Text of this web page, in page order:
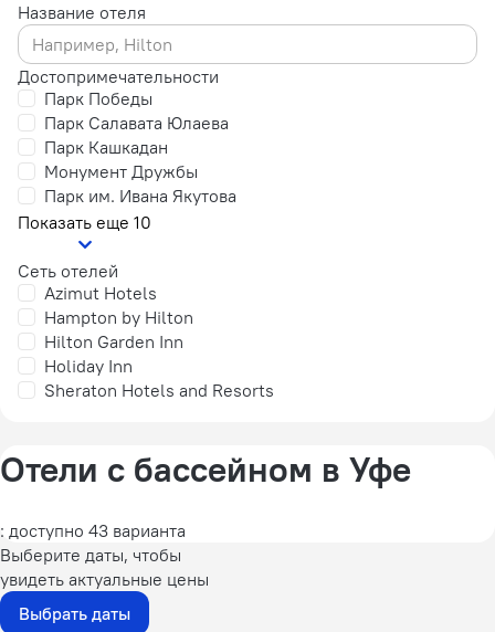
Название отеля
Достопримечательности
Парк Победы
Парк Салавата Юлаева
Парк Кашкадан
Монумент Дружбы
Парк им. Ивана Якутова
Показать еще 10
Сеть отелей
Azimut Hotels
Hampton by Hilton
Hilton Garden Inn
Holiday Inn
Sheraton Hotels and Resorts
Отели с бассейном в Уфе
: доступно 43 варианта
Выберите даты, чтобы
увидеть актуальные цены
Выбрать даты